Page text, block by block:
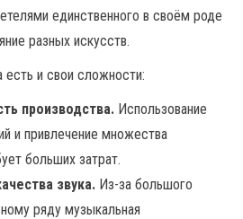
единственного в своём роде
разных искусств.
и свои сложности:
производства. Использование
и привлечение множества
больших затрат.
звука. Из-за большого
ряду музыкальная